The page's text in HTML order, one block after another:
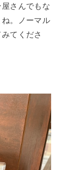
さんでもな
。ノーマル
てくださ